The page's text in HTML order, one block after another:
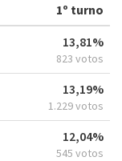
1º turno
13,81%
823 votos
13,19%
1.229 votos
12,04%
545 votos